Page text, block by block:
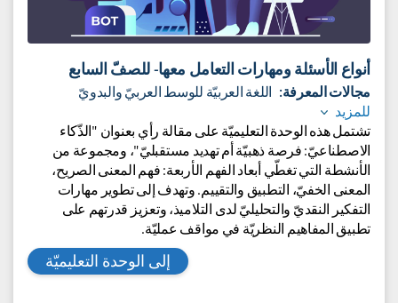
أنواع الأسئلة ومهارات التعامل معها- للصفّ السابع
مجالات المعرفة: اللغة العربيّة للوسط العربيّ والبدويّ
تشتمل هذه الوحدة التعليميّة على مقالة رأي بعنوان "الذّكاء